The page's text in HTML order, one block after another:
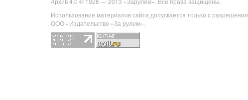
Использование материалов сайта допускается только с разрешения
ООО «Издательство «За рулем».